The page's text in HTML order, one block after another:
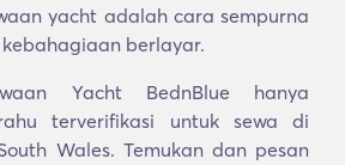
yacht adalah cara sempurna
berlayar.
Yacht BednBlue hanya
terverifikasi untuk sewa di
Wales. Temukan dan pesan